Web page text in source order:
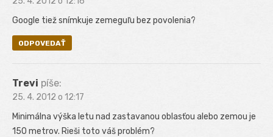
Google tiež snímkuje zemeguľu bez povolenia?
ODPOVEDAŤ
Trevi píše:
25. 4. 2012 o 12:17
Minimálna výška letu nad zastavanou oblasťou alebo zemou je
150 metrov. Rieši toto váš problém?